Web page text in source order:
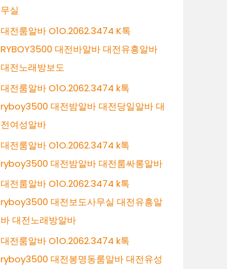
무실
대전룸알바 O1O.2062.3474 K톡
RYBOY3500 대전바알바 대전유흥알바
대전노래방보도
대전룸알바 O1O.2062.3474 k톡
ryboy3500 대전밤알바 대전당일알바 대
전여성알바
대전룸알바 O1O.2062.3474 k톡
ryboy3500 대전밤알바 대전룸싸롱알바
대전룸알바 O1O.2062.3474 k톡
ryboy3500 대전보도사무실 대전유흥알
바 대전노래방알바
대전룸알바 O1O.2062.3474 k톡
ryboy3500 대전봉명동룸알바 대전유성